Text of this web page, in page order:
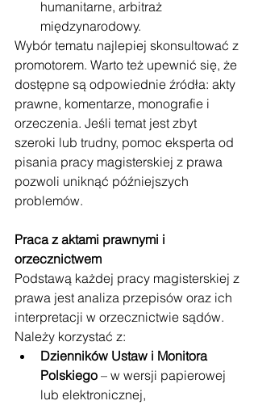
humanitarne, arbitraż
międzynarodowy.
Wybór tematu najlepiej skonsultować z
promotorem. Warto też upewnić się, że
dostępne są odpowiednie źródła: akty
prawne, komentarze, monografie i
orzeczenia. Jeśli temat jest zbyt
szeroki lub trudny, pomoc eksperta od
pisania pracy magisterskiej z prawa
pozwoli uniknąć późniejszych
problemów.
Praca z aktami prawnymi i
orzecznictwem
Podstawą każdej pracy magisterskiej z
prawa jest analiza przepisów oraz ich
interpretacji w orzecznictwie sądów.
Należy korzystać z:
Dzienników Ustaw i Monitora
Polskiego – w wersji papierowej
lub elektronicznej,